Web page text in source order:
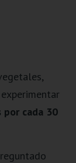
por cada 30